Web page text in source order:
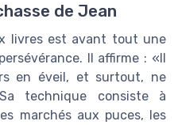
de Jean
livres est avant tout une
Il affirme :
Il
en éveil, et surtout, ne
technique consiste à
marchés aux puces, les